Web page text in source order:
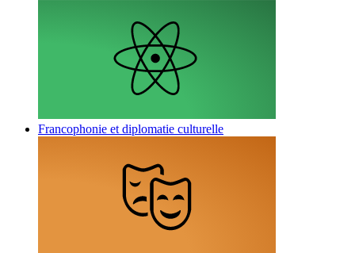
Francophonie et diplomatie culturelle